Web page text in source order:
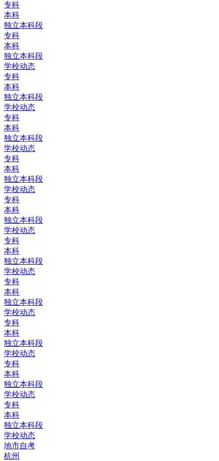
专科
本科
独立本科段
专科
本科
独立本科段
学校动态
专科
本科
独立本科段
学校动态
专科
本科
独立本科段
学校动态
专科
本科
独立本科段
学校动态
专科
本科
独立本科段
学校动态
专科
本科
独立本科段
学校动态
专科
本科
独立本科段
学校动态
专科
本科
独立本科段
学校动态
专科
本科
独立本科段
学校动态
专科
本科
独立本科段
学校动态
地市自考
杭州